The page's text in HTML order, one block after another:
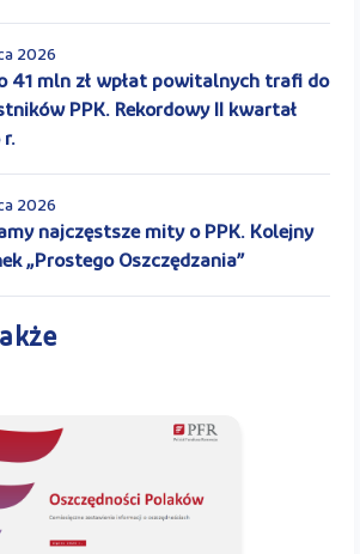
2026
41 mln zł wpłat powitalnych trafi do
PPK. Rekordowy II kwartał
r.
2026
najczęstsze mity o PPK. Kolejny
„Prostego Oszczędzania”